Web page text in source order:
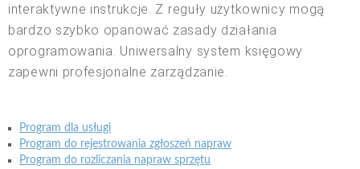
interaktywne instrukcje. Z reguły użytkownicy mogą
bardzo szybko opanować zasady działania
oprogramowania. Uniwersalny system księgowy
zapewni profesjonalne zarządzanie.
Program dla usługi
Program do rejestrowania zgłoszeń napraw
Program do rozliczania napraw sprzętu